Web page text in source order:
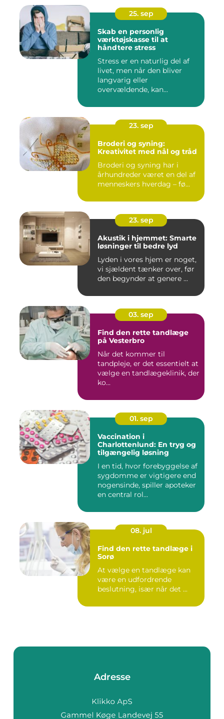
25. sep
Skab en personlig
værktøjskasse til at
håndtere stress
Stress er en naturlig del af
livet, men når den bliver
langvarig eller
overvældende, kan...
23. sep
Broderi og syning:
Kreativitet med nål og tråd
Broderi og syning har i
århundreder været en del af
menneskers hverdag – fø...
23. sep
Akustik i hjemmet: Smarte
løsninger til bedre lyd
Lyden i vores hjem er noget,
vi sjældent tænker over, før
den begynder at genere ...
03. sep
Find den rette tandlæge
på Vesterbro
Når det kommer til
tandpleje, er det essentielt at
vælge en tandlægeklinik, der
ko...
01. sep
Vaccination i
Charlottenlund: En tryg og
tilgængelig løsning
I en tid, hvor forebyggelse af
sygdomme er vigtigere end
nogensinde, spiller apoteker
en central rol...
08. jul
Find den rette tandlæge i
Sorø
At vælge en tandlæge kan
være en udfordrende
beslutning, især når det ...
Adresse